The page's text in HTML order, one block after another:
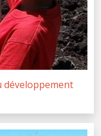
développement